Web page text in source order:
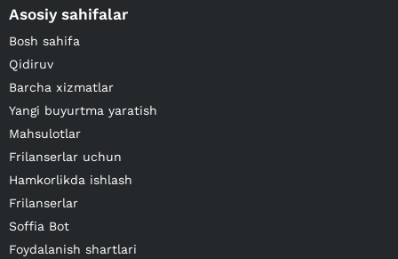
Asosiy sahifalar
Bosh sahifa
Qidiruv
Barcha xizmatlar
Yangi buyurtma yaratish
Mahsulotlar
Frilanserlar uchun
Hamkorlikda ishlash
Frilanserlar
Soffia Bot
Foydalanish shartlari